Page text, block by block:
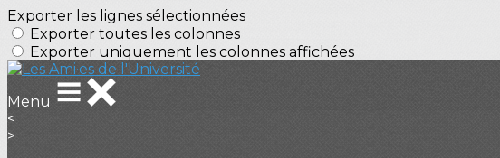
Exporter les lignes sélectionnées
Exporter toutes les colonnes
Exporter uniquement les colonnes affichées
Menu
<
>